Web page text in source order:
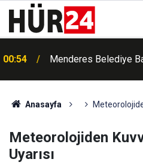
00:42 Erdemli'de Kur'an
Anasayfa
Meteorolojiden
Uyarısı